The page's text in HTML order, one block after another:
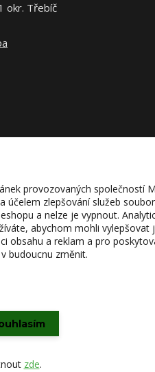
okr. Třebíč
rychle.cz
provozovaných společností
účelem zlepšování služeb
a nelze je vypnout.
abychom mohli vylepšovat
obsahu a reklam a pro
budoucnu změnit.
zde.